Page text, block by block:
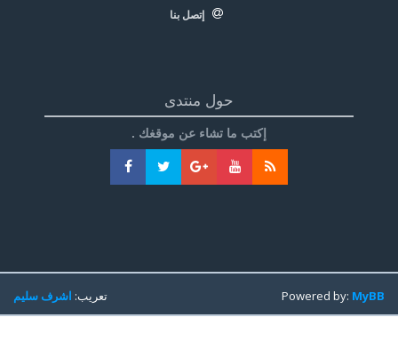
إتصل بنا
حول منتدى
إكتب ما تشاء عن موقغك .
تعريب:اشرف سليم Powered by:MyBB